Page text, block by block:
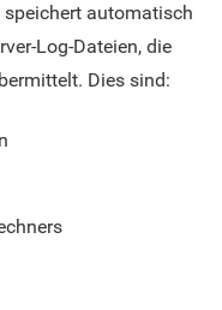
speichert automatisch
Log-Dateien, die
Dies sind: